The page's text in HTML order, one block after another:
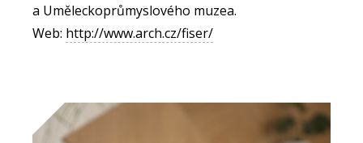
a Uměleckoprůmyslového muzea.
Web: http://www.arch.cz/fiser/